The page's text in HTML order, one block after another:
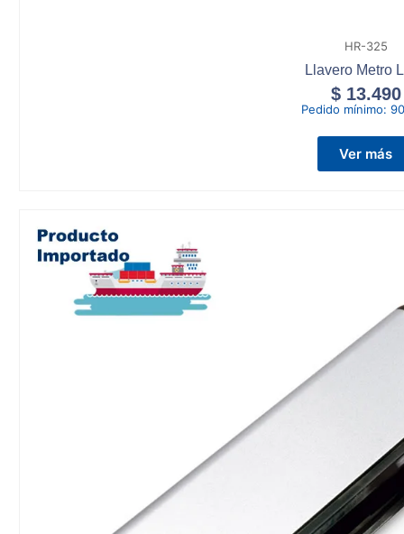
HR-325
Llavero Metro
$13.490
Pedido mínimo:
Ver más